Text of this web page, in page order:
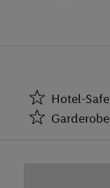
Hotel-Safe
Garderobe